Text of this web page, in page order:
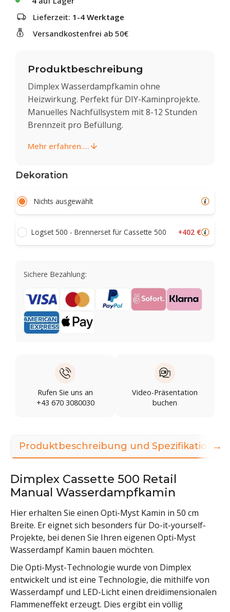
Lieferzeit: 1-4 Werktage
Versandkostenfrei ab 50€
Produktbeschreibung
Dimplex Wasserdampfkamin ohne
Heizwirkung. Perfekt für DIY-Kaminprojekte.
Manuelles Nachfüllsystem mit 8-12 Stunden
Brennzeit pro Befüllung.
Mehr erfahren....
Dekoration
Nichts ausgewählt
Logset 500 - Brennerset für Cassette 500 +402 €
Sichere Bezahlung:
Rufen Sie uns an
+43 670 3080030
Video-Präsentation
buchen
Produktbeschreibung und Spezifikationen
Dimplex Cassette 500 Retail
Manual Wasserdampfkamin
Hier erhalten Sie einen Opti-Myst Kamin in 50 cm
Breite. Er eignet sich besonders für Do-it-yourself-
Projekte, bei denen Sie Ihren eigenen Opti-Myst
Wasserdampf Kamin bauen möchten.
Die Opti-Myst-Technologie wurde von Dimplex
entwickelt und ist eine Technologie, die mithilfe von
Wasserdampf und LED-Licht einen dreidimensionalen
Flammeneffekt erzeugt. Dies ergibt ein völlig
→